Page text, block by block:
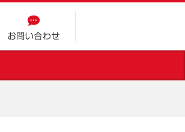
お問い合わせ